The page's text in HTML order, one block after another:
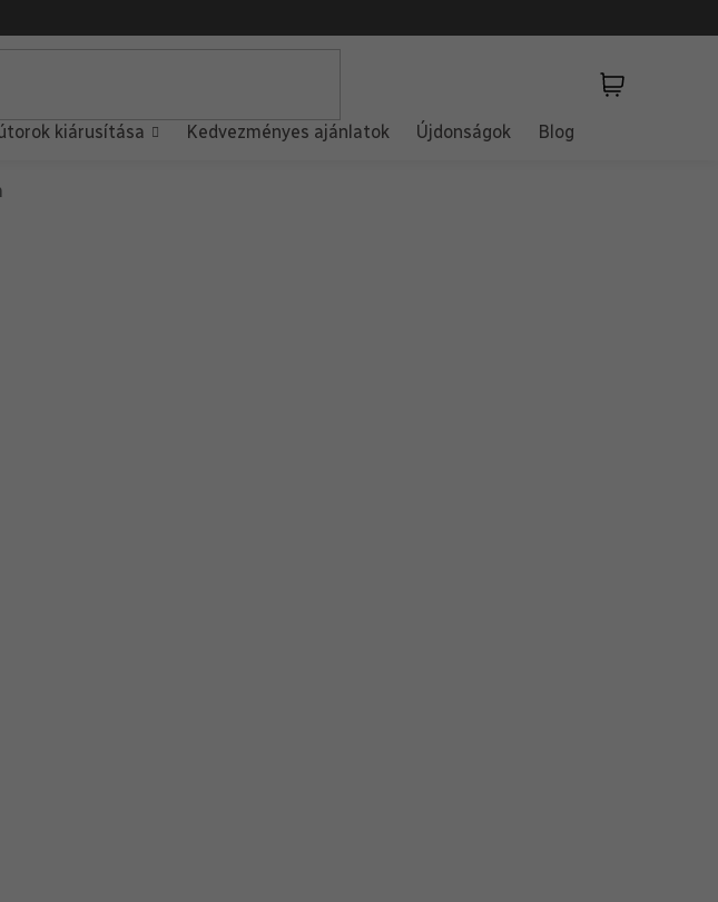
kiárusítása Kedvezményes ajánlatok Újdonságok Blog